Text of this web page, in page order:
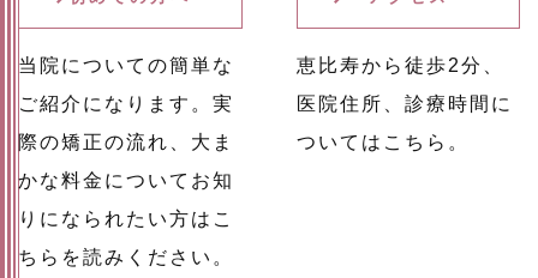
当院についての簡単な
ご紹介になります。実
際の矯正の流れ、大ま
かな料金についてお知
りになられたい方はこ
ちらを読みください。
恵比寿から徒歩2分、
医院住所、診療時間に
ついてはこちら。